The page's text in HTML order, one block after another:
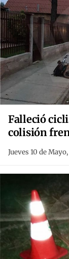
Falleció
colisión
Jueves 10 de